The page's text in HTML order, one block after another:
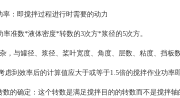
率：即搅拌过程进行时需要的动力
率准数*液体密度*转数的3次方*浆径的5次方。
，与罐径、浆径、桨叶宽度、角度、层数、粘度、挡板
虑到效率后的计算值应大于或等于1.5倍的搅拌作业功率即
数的确定：这个转数是满足搅拌目的的转数而不是搅拌轴